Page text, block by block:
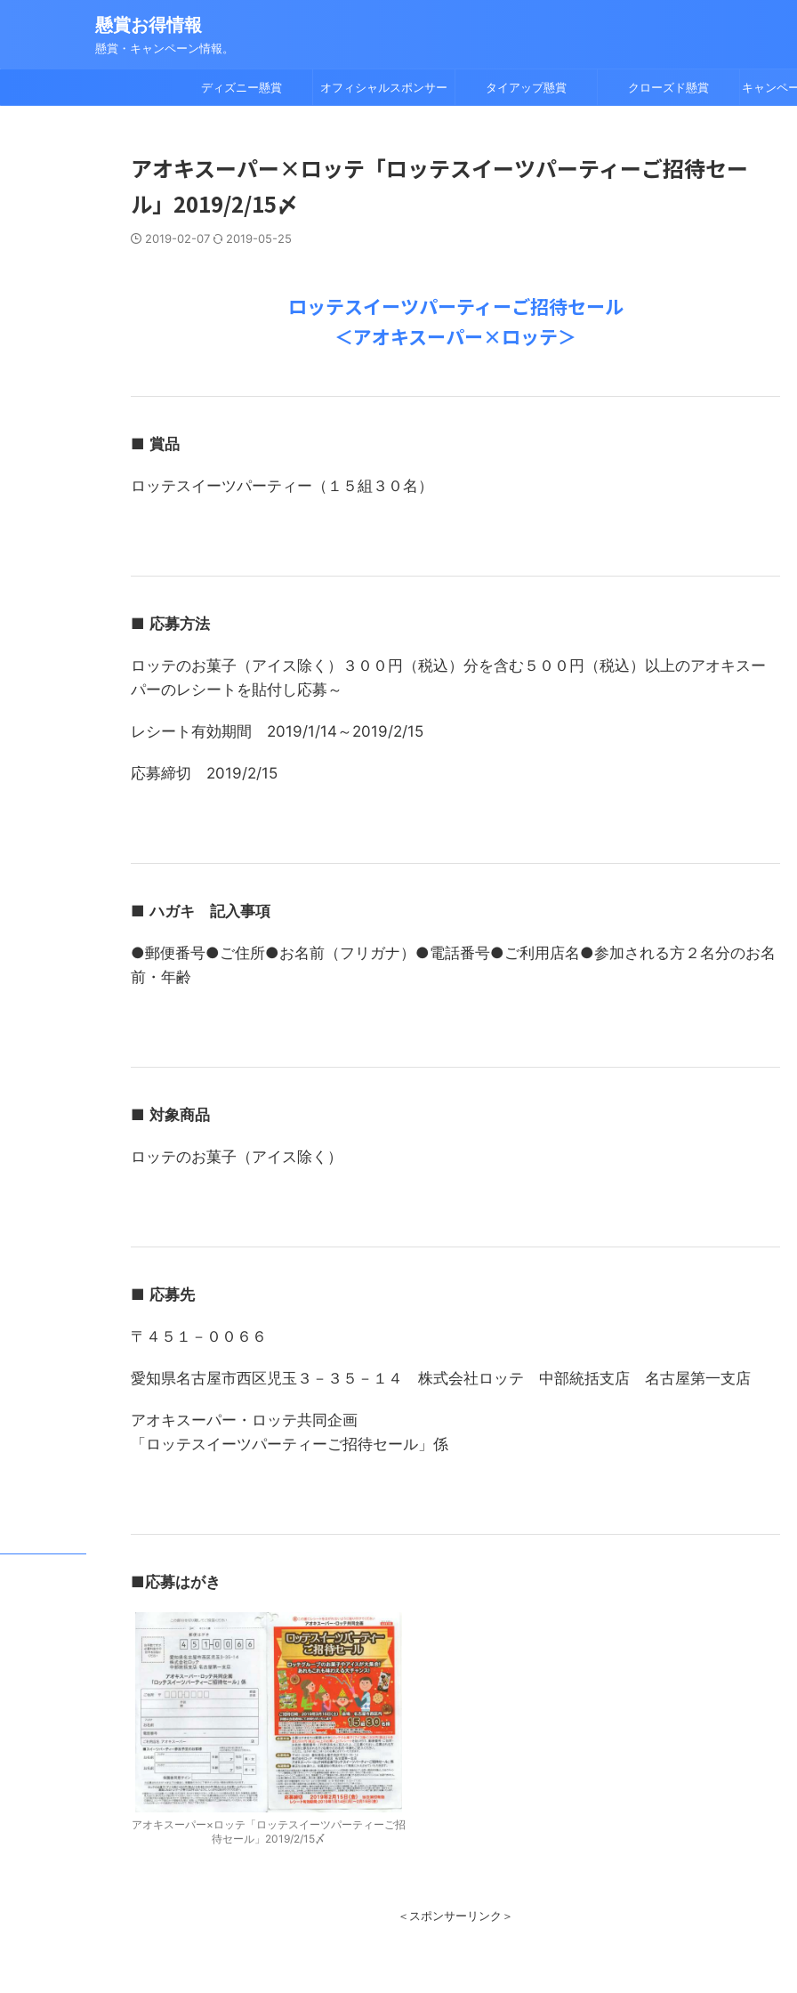
懸賞お得情報
懸賞・キャンペーン情報。
ディズニー懸賞 オフィシャルスポンサー タイアップ懸賞 クローズド懸賞 キャンペ
アオキスーパー×ロッテ「ロッテスイーツパーティーご招待セー
ル」2019/2/15〆
2019-02-07 2019-05-25
ロッテスイーツパーティーご招待セール
＜アオキスーパー×ロッテ＞
■ 賞品
ロッテスイーツパーティー（１５組３０名）
■ 応募方法
ロッテのお菓子（アイス除く）３００円（税込）分を含む５００円（税込）以上のアオキスー
パーのレシートを貼付し応募～
レシート有効期間 2019/1/14～2019/2/15
応募締切 2019/2/15
■ハガキ 記入事項
●郵便番号●ご住所●お名前（フリガナ）●電話番号●ご利用店名●参加される方２名分のお名
前・年齢
■ 対象商品
ロッテのお菓子（アイス除く）
■ 応募先
〒４５１－００６６
愛知県名古屋市西区児玉３－３５－１４ 株式会社ロッテ 中部統括支店 名古屋第一支店
アオキスーパー・ロッテ共同企画
「ロッテスイーツパーティーご招待セール」係
■応募はがき
アオキスーパー×ロッテ「ロッテスイーツパーティーご招
待セール」2019/2/15〆
＜スポンサーリンク＞